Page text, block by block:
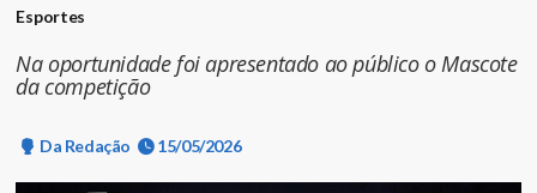
Esportes
Na oportunidade foi apresentado ao público o Mascote
da competição
Da Redação 15/05/2026